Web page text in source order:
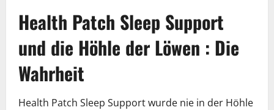
Health Patch Sleep Support
und die Höhle der Löwen : Die
Wahrheit
Health Patch Sleep Support wurde nie in der Höhle